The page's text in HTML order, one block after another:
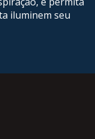
iluminem seu